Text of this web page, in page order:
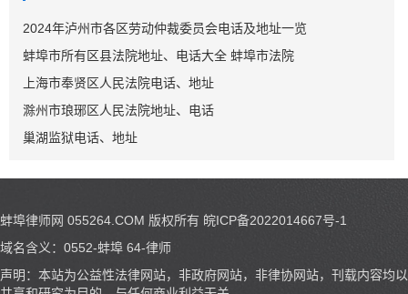
2024年泸州市各区劳动仲裁委员会电话及地址一览
蚌埠市所有区县法院地址、电话大全 蚌埠市法院
上海市奉贤区人民法院电话、地址
滁州市琅琊区人民法院地址、电话
巢湖监狱电话、地址
蚌埠律师网 055264.COM 版权所有 皖ICP备2022014667号-1
域名含义：0552-蚌埠 64-律师
声明：本站为公益性法律网站，非政府网站，非律协网站，刊载内容均以